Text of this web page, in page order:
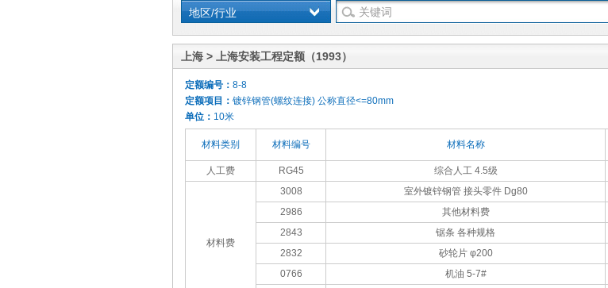
地区/行业
上海 > 上海安装工程定额（1993）
定额编号： 8-8
定额项目： 镀锌钢管(螺纹连接) 公称直径<=80mm
单位： 10米
材料类别 材料编号 材料名称
人工费 RG45 综合人工 4.5级
材料费
3008 室外镀锌钢管 接头零件 Dg80
2986
其他材料费
2843
锯条 各种规格
2832
砂轮片 φ200
0766
机油 5-7#